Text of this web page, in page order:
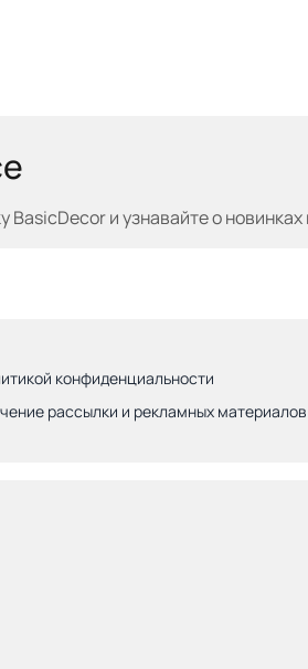
BasicDecor и узнавайтео
конфиденциальности
рассылки и рекламных материалов